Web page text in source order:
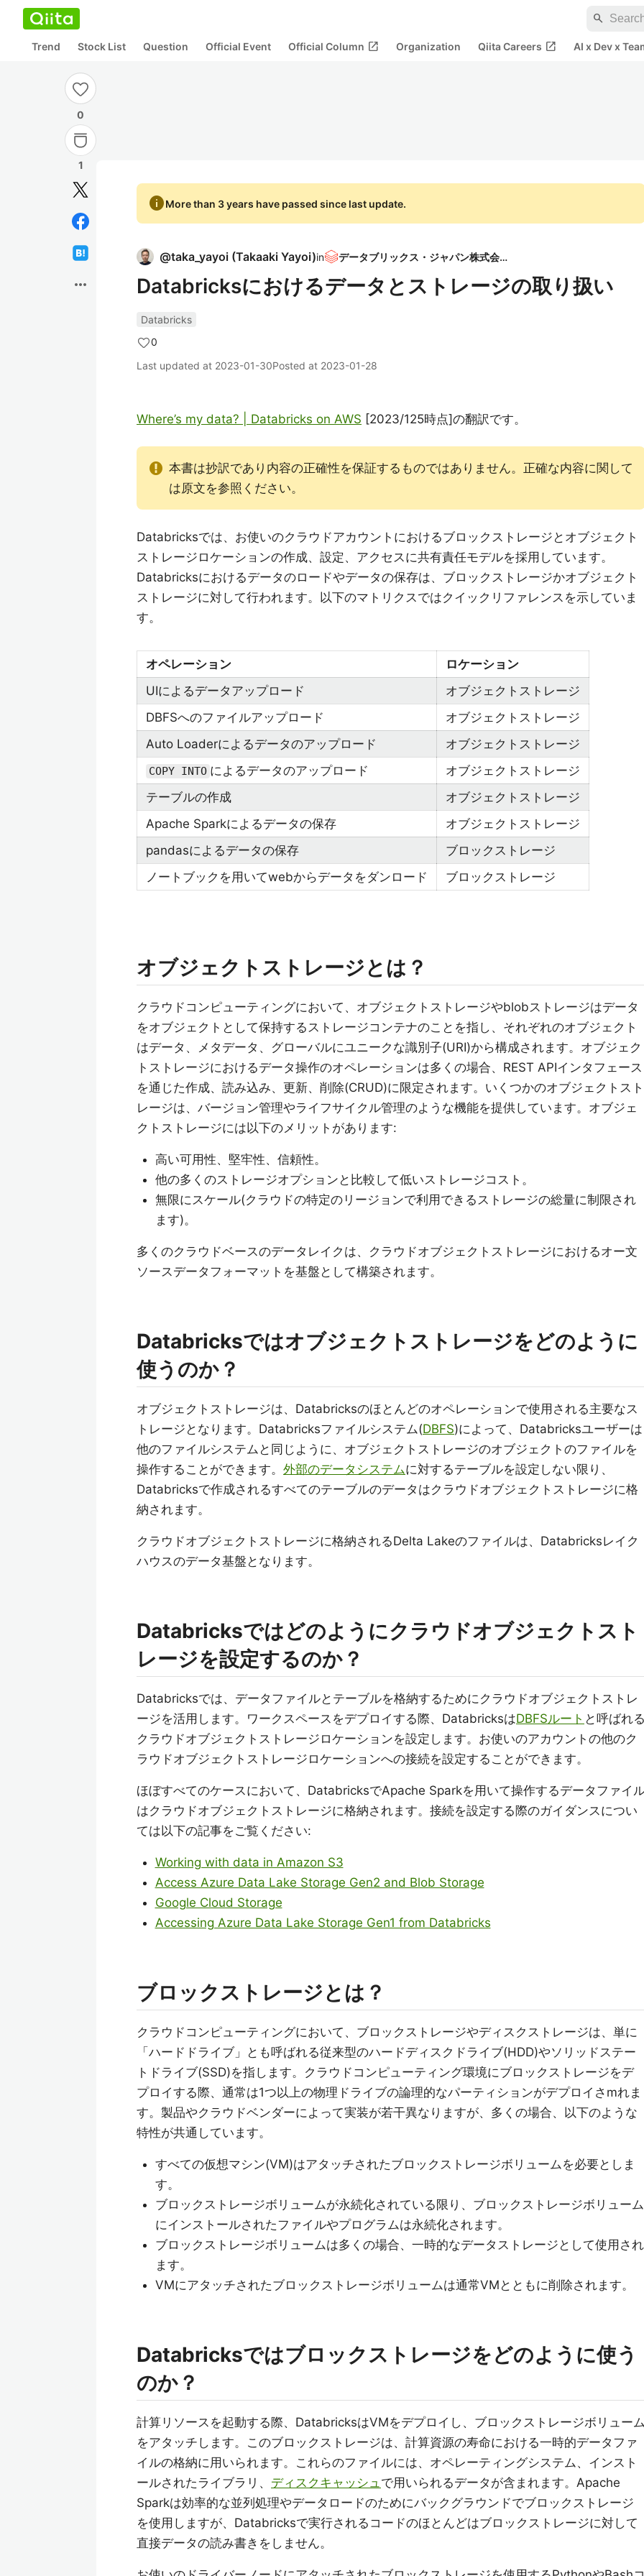
search
Trend Stock List Question Official Event Official Column open_in_new Organization Qiita Careers open_in_new AI x Dev x
0
1
more_horiz
infoMore than 3 years have passed since last update.
@taka_yayoi (Takaaki Yayoi)in データブリックス・ジャパン株式会社
Databricksにおけるデータとストレージの取り扱い
Databricks
0
Last updated at 2023-01-30Posted at 2023-01-28
Where’s my data? | Databricks on AWS [2023/125時点]の翻訳です。
本書は抄訳であり内容の正確性を保証するものではありません。正確な内容に関して
は原文を参照ください。
Databricksでは、お使いのクラウドアカウントにおけるブロックストレージとオブジェクト
ストレージロケーションの作成、設定、アクセスに共有責任モデルを採用しています。
Databricksにおけるデータのロードやデータの保存は、ブロックストレージかオブジェクト
ストレージに対して行われます。以下のマトリクスではクイックリファレンスを示していま
す。
オペレーション
ロケーション
UIによるデータアップロード
オブジェクトストレージ
DBFSへのファイルアップロード
オブジェクトストレージ
Auto Loaderによるデータのアップロード
オブジェクトストレージ
COPY INTO によるデータのアップロード
オブジェクトストレージ
テーブルの作成
オブジェクトストレージ
Apache Sparkによるデータの保存
オブジェクトストレージ
pandasによるデータの保存
ブロックストレージ
ノートブックを用いてwebからデータをダンロード
ブロックストレージ
オブジェクトストレージとは？
クラウドコンピューティングにおいて、オブジェクトストレージやblobストレージはデータ
をオブジェクトとして保持するストレージコンテナのことを指し、それぞれのオブジェクト
はデータ、メタデータ、グローバルにユニークな識別子(URI)から構成されます。オブジェク
トストレージにおけるデータ操作のオペレーションは多くの場合、REST APIインタフェース
を通じた作成、読み込み、更新、削除(CRUD)に限定されます。いくつかのオブジェクトスト
レージは、バージョン管理やライフサイクル管理のような機能を提供しています。オブジェ
クトストレージには以下のメリットがあります:
高い可用性、堅牢性、信頼性。
他の多くのストレージオプションと比較して低いストレージコスト。
無限にスケール(クラウドの特定のリージョンで利用できるストレージの総量に制限され
ます)。
多くのクラウドベースのデータレイクは、クラウドオブジェクトストレージにおけるオー文
ソースデータフォーマットを基盤として構築されます。
Databricksではオブジェクトストレージをどのように
使うのか？
オブジェクトストレージは、Databricksのほとんどのオペレーションで使用される主要なス
トレージとなります。Databricksファイルシステム(DBFS)によって、Databricksユーザーは
他のファイルシステムと同じように、オブジェクトストレージのオブジェクトのファイルを
操作することができます。 外部のデータシステムに対するテーブルを設定しない限り、
Databricksで作成されるすべてのテーブルのデータはクラウドオブジェクトストレージに格
納されます。
クラウドオブジェクトストレージに格納されるDelta Lakeのファイルは、Databricksレイク
ハウスのデータ基盤となります。
Databricksではどのようにクラウドオブジェクトスト
レージを設定するのか？
Databricksでは、データファイルとテーブルを格納するためにクラウドオブジェクトストレ
ージを活用します。ワークスペースをデプロイする際、DatabricksはDBFSルート と呼ばれ
クラウドオブジェクトストレージロケーションを設定します。お使いのアカウントの他のク
ラウドオブジェクトストレージロケーションへの接続を設定することができます。
ほぼすべてのケースにおいて、DatabricksでApache Sparkを用いて操作するデータファイ
はクラウドオブジェクトストレージに格納されます。接続を設定する際のガイダンスについ
ては以下の記事をご覧ください:
Working with data in Amazon S3
Access Azure Data Lake Storage Gen2 and Blob Storage
Google Cloud Storage
Accessing Azure Data Lake Storage Gen1 from Databricks
ブロックストレージとは？
クラウドコンピューティングにおいて、ブロックストレージやディスクストレージは、単に
「ハードドライブ」とも呼ばれる従来型のハードディスクドライブ(HDD)やソリッドステー
トドライブ(SSD)を指します。クラウドコンピューティング環境にブロックストレージをデ
プロイする際、通常は1つ以上の物理ドライブの論理的なパーティションがデプロイさmれま
す。製品やクラウドベンダーによって実装が若干異なりますが、多くの場合、以下のような
特性が共通しています。
すべての仮想マシン(VM)はアタッチされたブロックストレージボリュームを必要としま
す。
ブロックストレージボリュームが永続化されている限り、ブロックストレージボリューム
にインストールされたファイルやプログラムは永続化されます。
ブロックストレージボリュームは多くの場合、一時的なデータストレージとして使用され
ます。
VMにアタッチされたブロックストレージボリュームは通常VMとともに削除されます。
Databricksではブロックストレージをどのように使う
のか？
計算リソースを起動する際、DatabricksはVMをデプロイし、ブロックストレージボリュー
をアタッチします。このブロックストレージは、計算資源の寿命における一時的データファ
イルの格納に用いられます。これらのファイルには、オペレーティングシステム、インスト
ールされたライブラリ、 ディスクキャッシュで用いられるデータが含まれます。Apache
Sparkは効率的な並列処理やデータロードのためにバックグラウンドでブロックストレージ
を使用しますが、Databricksで実行されるコードのほとんどはブロックストレージに対して
直接データの読み書きをしません。